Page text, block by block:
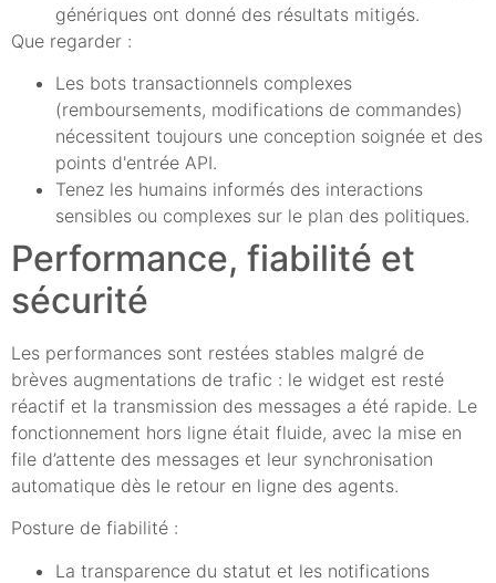
génériques ont donné des résultats mitigés.
Que regarder :
Les bots transactionnels complexes
(remboursements, modifications de commandes)
nécessitent toujours une conception soignée et des
points d'entrée API.
Tenez les humains informés des interactions
sensibles ou complexes sur le plan des politiques.
Performance, fiabilité et
sécurité
Les performances sont restées stables malgré de
brèves augmentations de trafic : le widget est resté
réactif et la transmission des messages a été rapide. Le
fonctionnement hors ligne était fluide, avec la mise en
file d’attente des messages et leur synchronisation
automatique dès le retour en ligne des agents.
Posture de fiabilité :
La transparence du statut et les notifications